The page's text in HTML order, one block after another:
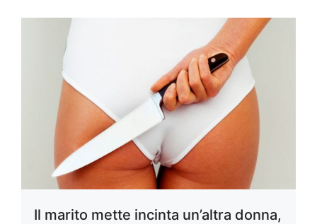
Il marito mette incinta un’altra donna,